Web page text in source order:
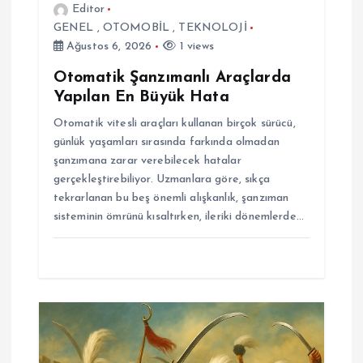
Editor
GENEL , OTOMOBİL , TEKNOLOJİ
Ağustos 6, 2026
1 views
Otomatik Şanzımanlı Araçlarda
Yapılan En Büyük Hata
Otomatik vitesli araçları kullanan birçok sürücü,
günlük yaşamları sırasında farkında olmadan
şanzımana zarar verebilecek hatalar
gerçekleştirebiliyor. Uzmanlara göre, sıkça
tekrarlanan bu beş önemli alışkanlık, şanzıman
sisteminin ömrünü kısaltırken, ileriki dönemlerde…